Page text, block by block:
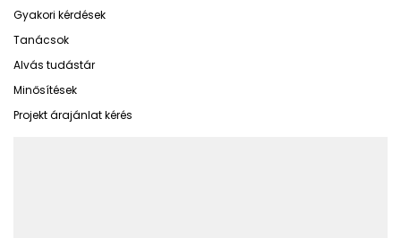
Gyakori kérdések
Tanácsok
Alvás tudástár
Minősítések
Projekt árajánlat kérés